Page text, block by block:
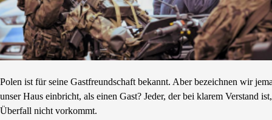
Polen ist für seine Gastfreundschaft bekannt. Aber bezeichnen wir
unser Haus einbricht, als einen Gast? Jeder, der bei klarem Verstand
Überfall nicht vorkommt.